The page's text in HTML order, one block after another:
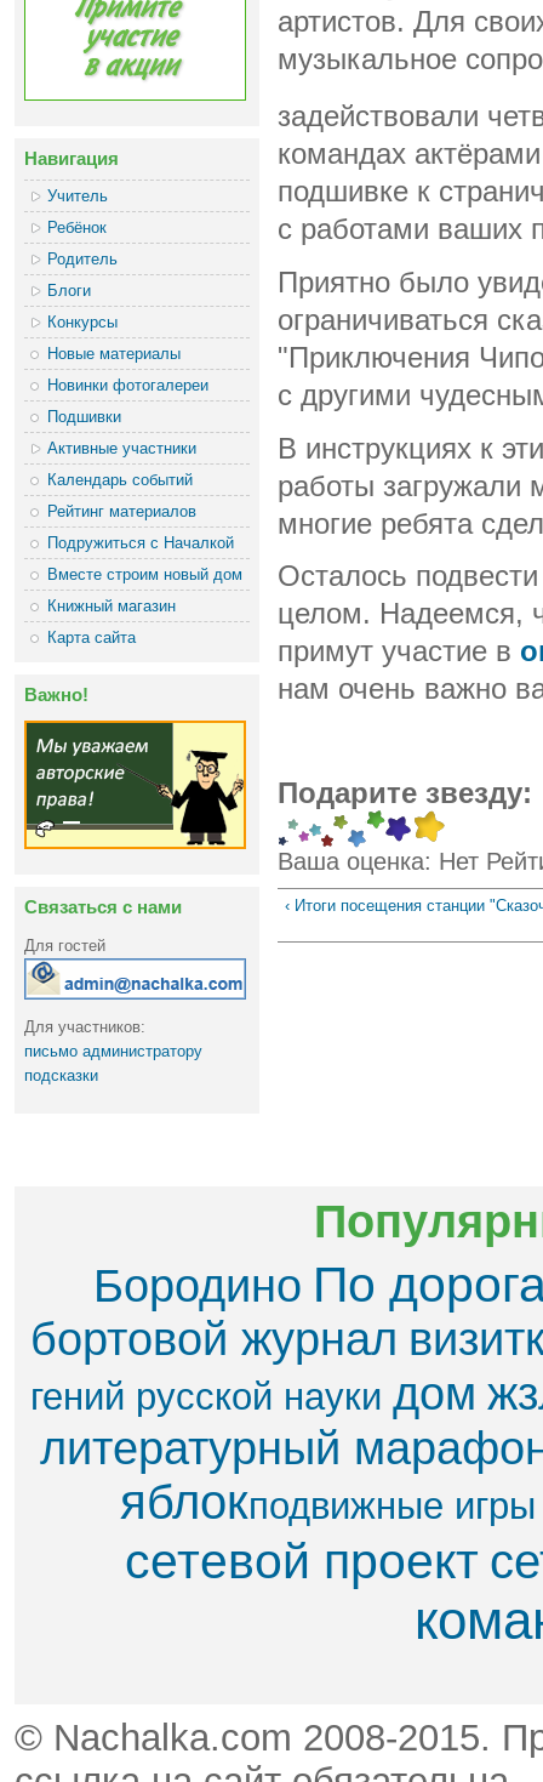
Навигация
Учитель
Ребёнок
Родитель
Блоги
Конкурсы
Новые материалы
Новинки фотогалереи
Подшивки
Активные участники
Календарь событий
Рейтинг материалов
Подружиться с Началкой
Вместе строим новый дом
Книжный магазин
Карта сайта
Важно!
Связаться с нами
Для гостей
Для участников:
письмо администратору
подсказки
артистов. Для
музыкальное
задействовали
командах
подшивке к
с работами ваших
Приятно было
ограничиваться
"Приключения
с другими
В инструкциях к
работы загружали
многие ребята
Осталось
целом. Надеемся,
примут участие в
нам очень важно
Подарите звезду:
Ваша оценка: Нет
‹ Итоги посещения станции
Бородино По
бортовой журнал
гений русской науки дом
литературный
яблок​подвижные игры
сетевой проект
© Nachalka.com 2008-2015.